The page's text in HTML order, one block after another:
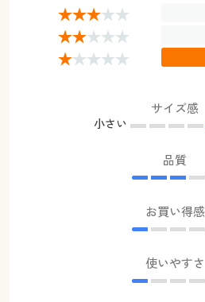
サイズ感
小さい
品質
お買い得感
使いやすさ